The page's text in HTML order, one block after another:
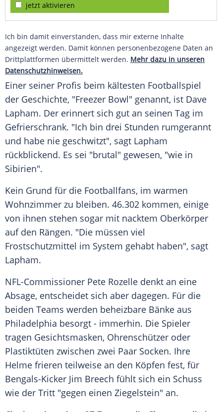
jetzt aktivieren
Ich bin damit einverstanden, dass mir externe Inhalte
angezeigt werden. Damit können personenbezogene Daten an
Drittplattformen übermittelt werden. Mehr dazu in unseren
Datenschutzhinweisen.
Einer seiner Profis beim kältesten Footballspiel
der Geschichte, "Freezer Bowl" genannt, ist Dave
Lapham. Der erinnert sich gut an seinen Tag im
Gefrierschrank. "Ich bin drei Stunden rumgerannt
und habe nie geschwitzt", sagt Lapham
rückblickend. Es sei "brutal" gewesen, "wie in
Sibirien".
Kein Grund für die Footballfans, im warmen
Wohnzimmer zu bleiben. 46.302 kommen, einige
von ihnen stehen sogar mit nacktem Oberkörper
auf den Rängen. "Die müssen viel
Frostschutzmittel im System gehabt haben", sagt
Lapham.
NFL-Commissioner Pete Rozelle denkt an eine
Absage, entscheidet sich aber dagegen. Für die
beiden Teams werden beheizbare Bänke aus
Philadelphia besorgt - immerhin. Die Spieler
tragen Gesichtsmasken, Ohrenschützer oder
Plastiktüten zwischen zwei Paar Socken. Ihre
Helme frieren teilweise an den Köpfen fest, für
Bengals-Kicker Jim Breech fühlt sich ein Schuss
wie der Tritt "gegen einen Ziegelstein" an.